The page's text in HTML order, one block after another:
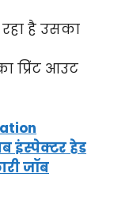
है उसका
प्रिंट आउट
इंस्पेक्टर हेड
जॉब